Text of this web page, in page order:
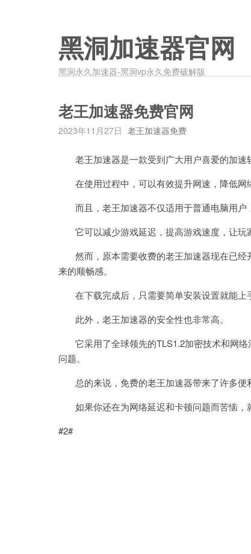
黑洞加速器官网
黑洞永久加速器-黑洞vp永久免费破解版
老王加速器免费官网
2023年11月27日 老王加速器免费
老王加速器是一款受到广大用户喜爱的加速
在使用过程中，可以有效提升网速，降低网
而且，老王加速器不仅适用于普通电脑用户
它可以减少游戏延迟，提高游戏速度，让玩
然而，原本需要收费的老王加速器现在已经
来的顺畅感。
在下载完成后，只需要简单安装设置就能上
此外，老王加速器的安全性也非常高。
它采用了全球领先的TLS1.2加密技术和网络
问题。
总的来说，免费的老王加速器带来了许多便
如果你还在为网络延迟和卡顿问题而苦恼，
#2#